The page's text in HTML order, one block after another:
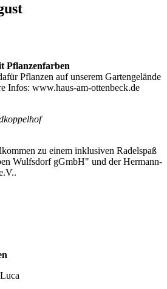
Pflanzenfarben
Pflanzen auf unserem Gartengelände
Infos: www.haus-am-ottenbeck.de
zu einem inklusiven Radelspaß
Wulfsdorf gGmbH" und der Hermann-